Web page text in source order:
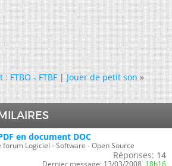
FTBO - FTBF|Jouer de petit son »
en document DOC
Logiciel - Software - Open Source
Réponses: 14
Dernier message: 13/03/2008, 18h16